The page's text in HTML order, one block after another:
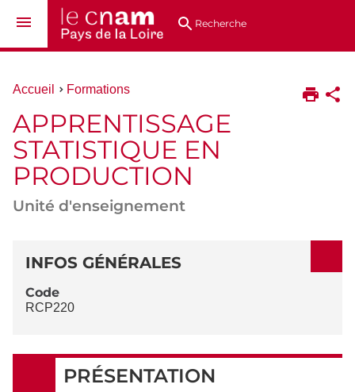
au
directsRecherche
Vous
ici :
Accueil Formations
APPRENTISSAGE
STATISTIQUE EN
PRODUCTION
Unité d'enseignement
DÉTAILS
INFOS GÉNÉRALES
Code
RCP220
PRÉSENTATION